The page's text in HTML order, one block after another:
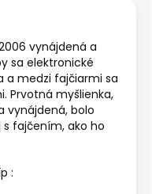
vynájdená a
sa elektronické
a medzi fajčiarmi sa
Prvotná myšlienka,
vynájdená, bolo
s fajčením, ako ho
: